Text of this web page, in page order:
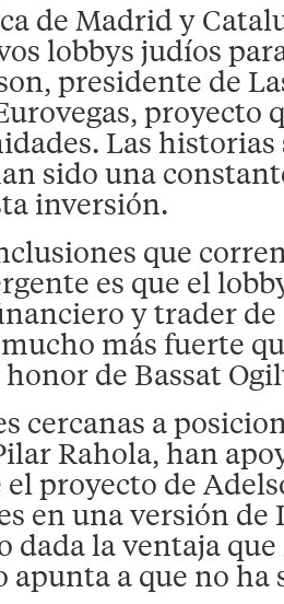
de Madrid y
lobbys judíos
presidente de
proyecto
Las
sido una
inversión.
que
es que el
y trader
más fuerte
de Bassat
cercanas a
Rahola, han
proyecto de
en una versión de
dada la ventaja
apunta a que no ha